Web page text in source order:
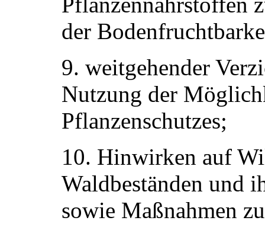
der
9. weitgehender
Nutzung der
Pflanzenschutzes;
10. Hinwirken auf
Waldbeständen und
sowie Maßnahmen